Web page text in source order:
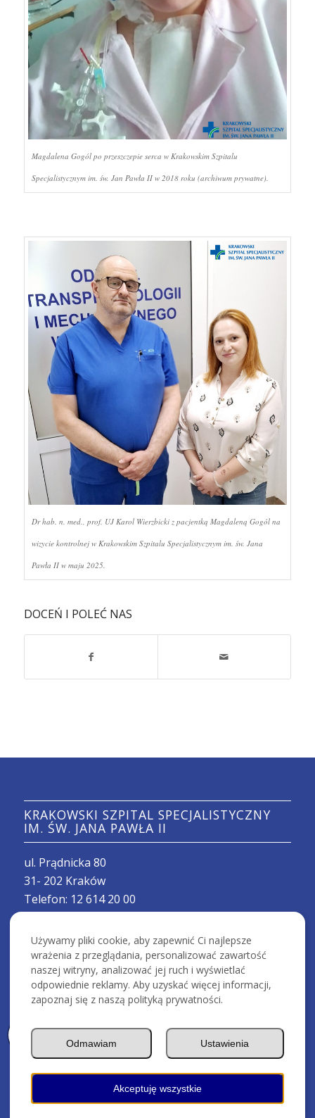
Magdalena Gogól po przeszczepie serca w Krakowskim Szpitalu
Specjalistycznym im. św. Jan Pawła II w 2018 roku (archiwum prywatne).
Dr hab. n. med., prof. UJ Karol Wierzbicki z pacjentką Magdaleną Gogól na
wizycie kontrolnej w Krakowskim Szpitalu Specjalistycznym im. św. Jana
Pawła II w maju 2025.
DOCEŃ I POLEĆ NAS
KRAKOWSKI SZPITAL SPECJALISTYCZNY
IM. ŚW. JANA PAWŁA II
ul. Prądnicka 80
31- 202 Kraków
Telefon: 12 614 20 00
BANK PEKAO SA
48 1240 4722 1111 0000 4854 5956
SZPITAL
Kariera
Ochrona Danych Osobowych (RODO)
Używamy pliki cookie, aby zapewnić Ci najlepsze
wrażenia z przeglądania, personalizować zawartość
naszej witryny, analizować jej ruch i wyświetlać
odpowiednie reklamy. Aby uzyskać więcej informacji,
zapoznaj się z naszą polityką prywatności.
Akceptuję wszystkie
Ustawienia
Odmawiam